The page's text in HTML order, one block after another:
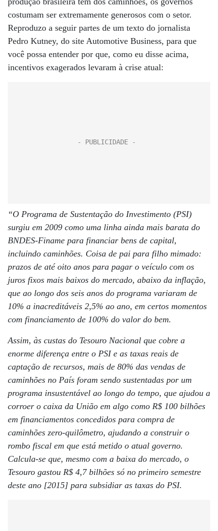
costumam ser extremamente generosos com o setor.
Reproduzo a seguir partes de um texto do jornalista
Pedro Kutney, do site Automotive Business, para que
você possa entender por que, como eu disse acima,
incentivos exagerados levaram à crise atual:
“O Programa de Sustentação do Investimento (PSI)
surgiu em 2009 como uma linha ainda mais barata do
BNDES-Finame para financiar bens de capital,
incluindo caminhões. Coisa de pai para filho mimado:
prazos de até oito anos para pagar o veículo com os
juros fixos mais baixos do mercado, abaixo da inflação,
que ao longo dos seis anos do programa variaram de
10% a inacreditáveis 2,5% ao ano, em certos momentos
com financiamento de 100% do valor do bem.
Assim, às custas do Tesouro Nacional que cobre a
enorme diferença entre o PSI e as taxas reais de
captação de recursos, mais de 80% das vendas de
caminhões no País foram sendo sustentadas por um
programa insustentável ao longo do tempo, que ajudou a
corroer o caixa da União em algo como R$ 100 bilhões
em financiamentos concedidos para compra de
caminhões zero-quilômetro, ajudando a construir o
rombo fiscal em que está metido o atual governo.
Calcula-se que, mesmo com a baixa do mercado, o
Tesouro gastou R$ 4,7 bilhões só no primeiro semestre
deste ano [2015] para subsidiar as taxas do PSI.